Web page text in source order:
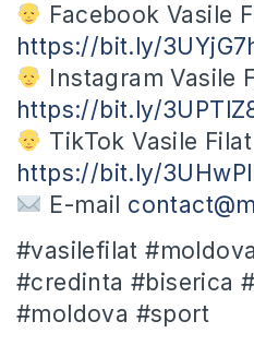
Facebook Vasile
https://bit.ly/
Instagram Vasile
https://bit.ly/
TikTok Vasile Filat
https://bit.ly/
E-mail
#vasilefilat
#credinta #biserica
#moldova #sport